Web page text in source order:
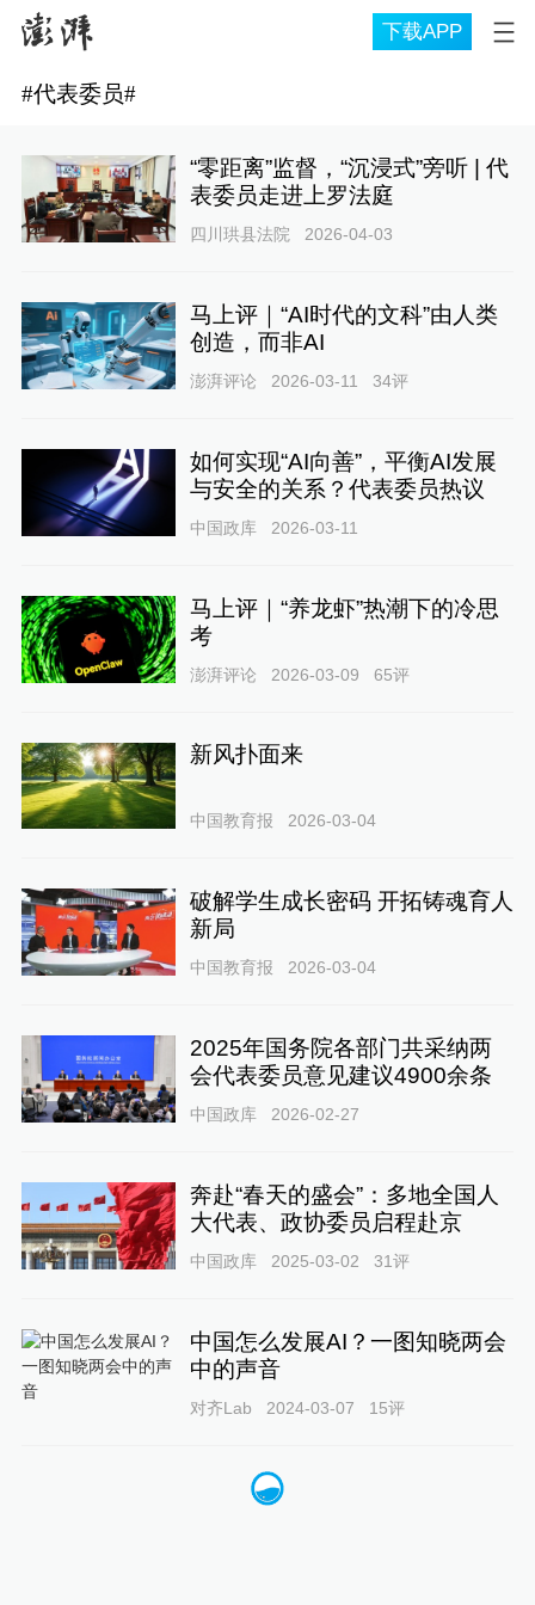
下载APP
#代表委员#
“零距离”监督，“沉浸式”旁听 | 代
表委员走进上罗法庭
四川珙县法院 2026-04-03
马上评｜“AI时代的文科”由人类
创造，而非AI
澎湃评论 2026-03-11 34评
如何实现“AI向善”，平衡AI发展
与安全的关系？代表委员热议
中国政库 2026-03-11
马上评｜“养龙虾”热潮下的冷思
考
澎湃评论 2026-03-09 65评
新风扑面来
中国教育报 2026-03-04
破解学生成长密码 开拓铸魂育人
新局
中国教育报 2026-03-04
2025年国务院各部门共采纳两
会代表委员意见建议4900余条
中国政库 2026-02-27
奔赴“春天的盛会”：多地全国人
大代表、政协委员启程赴京
中国政库 2025-03-02 31评
中国怎么发展AI？一图知晓两会
中的声音
对齐Lab 2024-03-07 15评